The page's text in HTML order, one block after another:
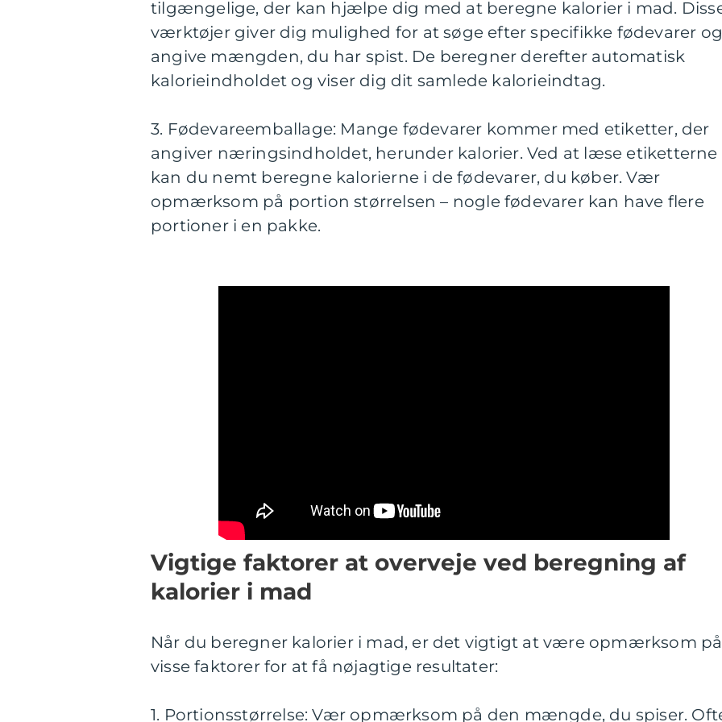
tilgængelige, der kan hjælpe dig med at beregne kalorier i mad.
værktøjer giver dig mulighed for at søge efter specifikke fødevarer
angive mængden, du har spist. De beregner derefter automatisk
kalorieindholdet og viser dig dit samlede kalorieindtag.
3. Fødevareemballage: Mange fødevarer kommer med etiketter, der
angiver næringsindholdet, herunder kalorier. Ved at læse etiketterne
kan du nemt beregne kalorierne i de fødevarer, du køber. Vær
opmærksom på portion størrelsen – nogle fødevarer kan have flere
portioner i en pakke.
Vigtige faktorer at overveje ved beregning af
kalorier i mad
Når du beregner kalorier i mad, er det vigtigt at være opmærksom på
visse faktorer for at få nøjagtige resultater:
1. Portionsstørrelse: Vær opmærksom på den mængde, du spiser.